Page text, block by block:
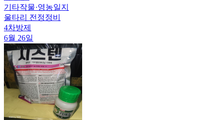
기타작물·영농일지
울타리 전정정비
4차방제
6월 26일